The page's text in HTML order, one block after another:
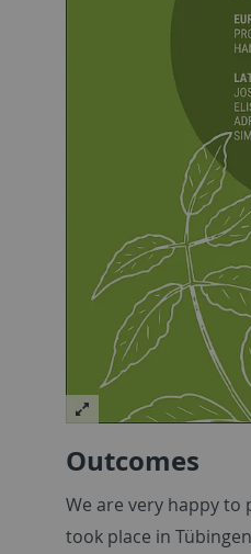
Outcomes
We are very happy
took place in